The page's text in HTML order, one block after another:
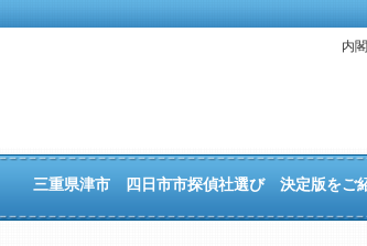
内
三重県津市 四日市市探偵社選び 決定版をご